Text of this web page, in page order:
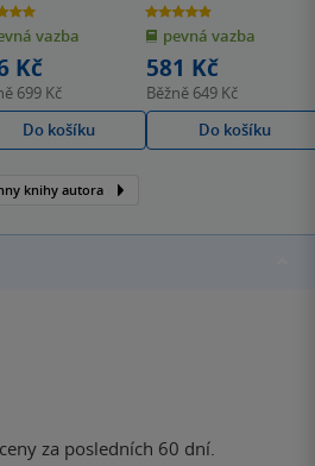
vazba
Kč
699 Kč
Do košíku
4.9
z
5
hvězdiček
pevná vazba
581 Kč
Běžně 649 Kč
Do košíku
knihy autora
za posledních 60 dní.